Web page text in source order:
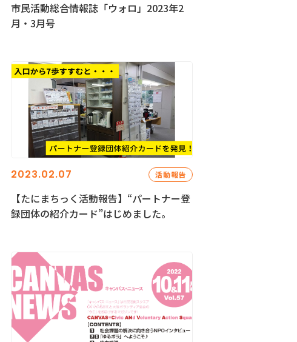
市民活動総合情報誌「ウォロ」2023年2
月・3月号
2023.02.07 活動報告
【たにまちっく活動報告】“パートナー登
録団体の紹介カード”はじめました。